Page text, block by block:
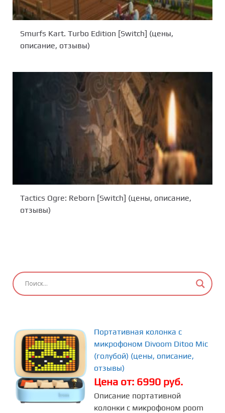
Smurfs Kart. Turbo Edition [Switch] (цены,
описание, отзывы)
Tactics Ogre: Reborn [Switch] (цены, описание,
отзывы)
Портативная колонка с
микрофоном Divoom Ditoo Mic
(голубой) (цены, описание,
отзывы)
Цена от: 6990 руб.
Описание портативной
колонки с микрофоном poom